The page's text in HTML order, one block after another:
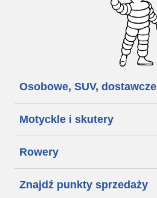
Osobowe, SUV, dostawcze
Motyckle i skutery
Rowery
Znajdź punkty sprzedaży